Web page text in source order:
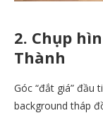
2. Chụp
Thành
Góc “đắt giá” đầu
background tháp